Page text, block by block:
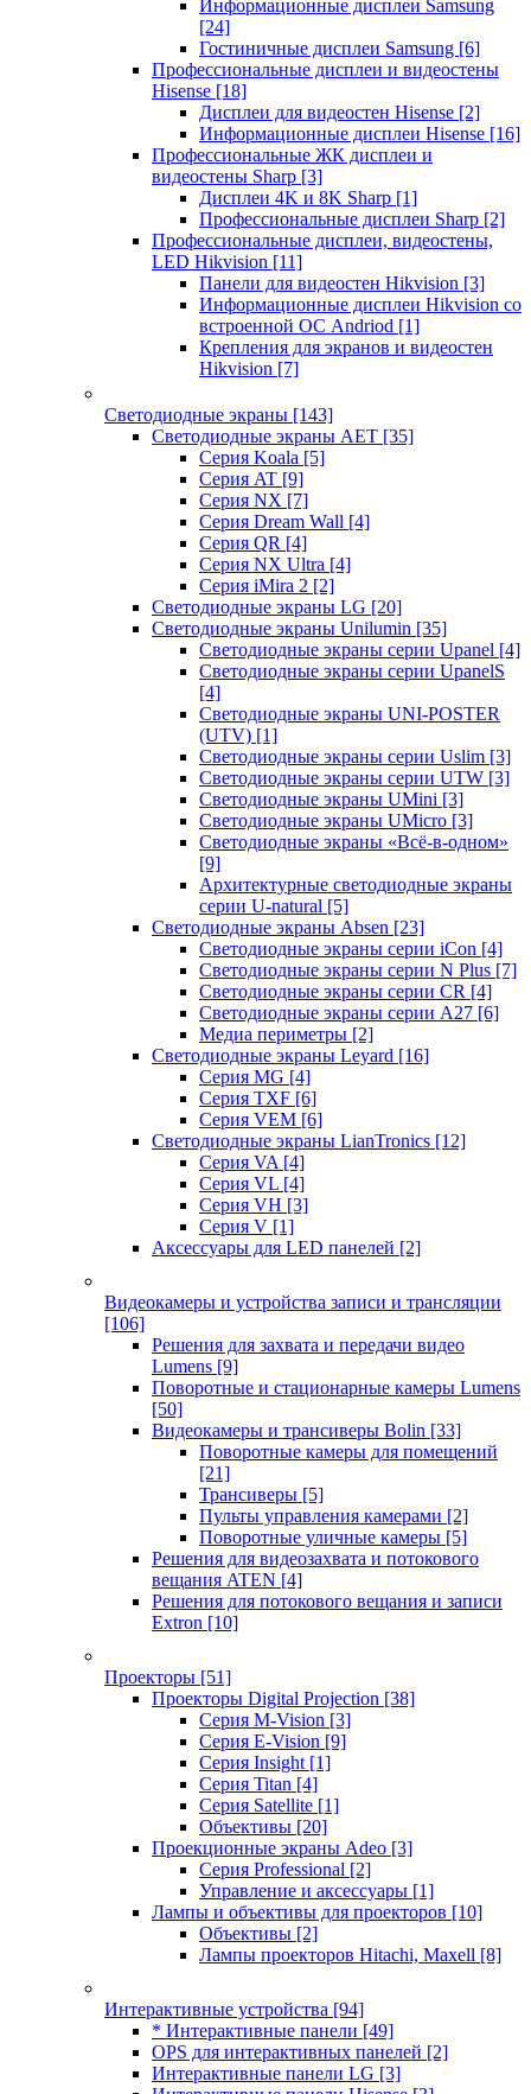
Информационные дисплеи Samsung
[24]
Гостиничные дисплеи Samsung [6]
Профессиональные дисплеи и видеостены
Hisense [18]
Дисплеи для видеостен Hisense [2]
Информационные дисплеи Hisense [16]
Профессиональные ЖК дисплеи и
видеостены Sharp [3]
Дисплеи 4K и 8K Sharp [1]
Профессиональные дисплеи Sharp [2]
Профессиональные дисплеи, видеостены,
LED Hikvision [11]
Панели для видеостен Hikvision [3]
Информационные дисплеи Hikvision со
встроенной ОС Andriod [1]
Крепления для экранов и видеостен
Hikvision [7]
Светодиодные экраны [143]
Светодиодные экраны AET [35]
Cерия Koala [5]
Серия AT [9]
Серия NX [7]
Серия Dream Wall [4]
Серия QR [4]
Серия NX Ultra [4]
Серия iMira 2 [2]
Светодиодные экраны LG [20]
Светодиодные экраны Unilumin [35]
Светодиодные экраны серии Upanel [4]
Светодиодные экраны серии UpanelS
[4]
Светодиодные экраны UNI-POSTER
(UTV) [1]
Светодиодные экраны серии Uslim [3]
Светодиодные экраны серии UTW [3]
Светодиодные экраны UMini [3]
Светодиодные экраны UMicro [3]
Светодиодные экраны «Всё-в-одном»
[9]
Архитектурные светодиодные экраны
серии U-natural [5]
Светодиодные экраны Absen [23]
Светодиодные экраны серии iCon [4]
Светодиодные экраны серии N Plus [7]
Светодиодные экраны серии CR [4]
Светодиодные экраны серии А27 [6]
Медиа периметры [2]
Светодиодные экраны Leyard [16]
Серия MG [4]
Серия TXF [6]
Серия VEM [6]
Светодиодные экраны LianTronics [12]
Серия VA [4]
Серия VL [4]
Серия VH [3]
Серия V [1]
Аксессуары для LED панелей [2]
Видеокамеры и устройства записи и трансляции
[106]
Решения для захвата и передачи видео
Lumens [9]
Поворотные и стационарные камеры Lumens
[50]
Видеокамеры и трансиверы Bolin [33]
Поворотные камеры для помещений
[21]
Трансиверы [5]
Пульты управления камерами [2]
Поворотные уличные камеры [5]
Решения для видеозахвата и потокового
вещания ATEN [4]
Решения для потокового вещания и записи
Extron [10]
Проекторы [51]
Проекторы Digital Projection [38]
Серия M-Vision [3]
Серия E-Vision [9]
Серия Insight [1]
Серия Titan [4]
Серия Satellite [1]
Объективы [20]
Проекционные экраны Adeo [3]
Серия Professional [2]
Управление и аксессуары [1]
Лампы и объективы для проекторов [10]
Объективы [2]
Лампы проекторов Hitachi, Maxell [8]
Интерактивные устройства [94]
* Интерактивные панели [49]
OPS для интерактивных панелей [2]
Интерактивные панели LG [3]